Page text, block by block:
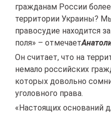
гражданам России
территории Украины?
правосудие находится
поля» – отмечает
Он считает, что на
немало российских
которых довольно
уголовного права.
«Настоящих оснований